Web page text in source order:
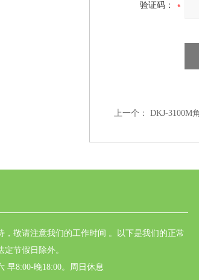
验证码：
上一个： DKJ-3100M
，敬请注意我们的工作时间 。以下是我们的正常
节假日除外。
早8:00-晚18:00。周日休息